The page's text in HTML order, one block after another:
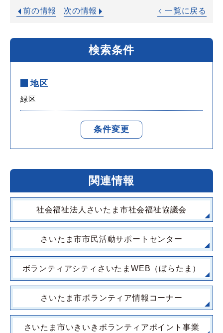
前の情報 次の情報 一覧に戻る
検索条件
地区
緑区
条件変更
関連情報
社会福祉法人さいたま市社会福祉協議会
さいたま市市民活動サポートセンター
ボランティアシティさいたまWEB（ぼらたま）
さいたま市ボランティア情報コーナー
さいたま市いきいきボランティアポイント事業